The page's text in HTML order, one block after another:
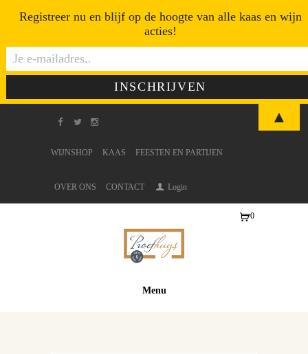
WIJNSHOP KAAS FEESTEN EN PARTIJEN
OVER ONS CONTACT Login
Menu
0
Registreer nu en blijf op de hoogte van alle kaas en wijn
acties!
▲